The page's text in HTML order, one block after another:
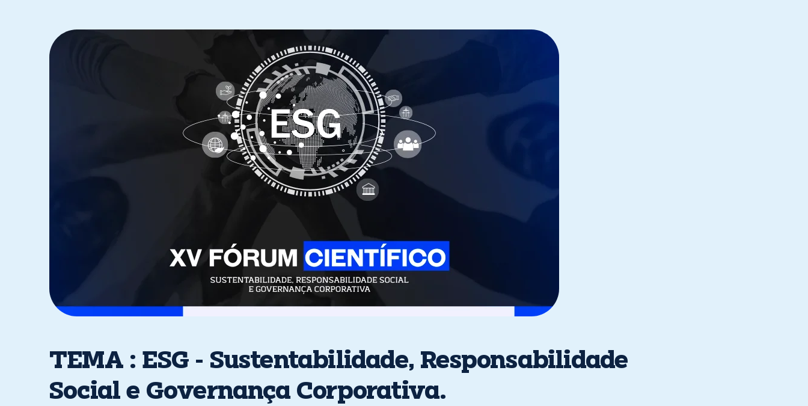
TEMA : ESG - Sustentabilidade, Responsabilidade
Social e Governança Corporativa.